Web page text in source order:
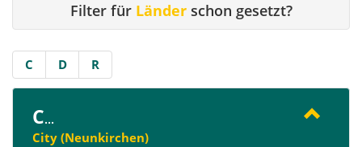
Filter für Länderschon gesetzt?
C D R
C...
City (Neunkirchen)